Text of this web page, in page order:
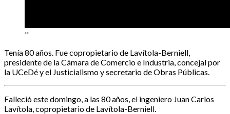
''
Tenía 80 años. Fue copropietario de Lavítola-Berniell,
presidente de la Cámara de Comercio e Industria, concejal por
la UCeDé y el Justicialismo y secretario de Obras Públicas.
Falleció este domingo, a las 80 años, el ingeniero Juan Carlos
Lavítola, copropietario de Lavítola-Berniell.